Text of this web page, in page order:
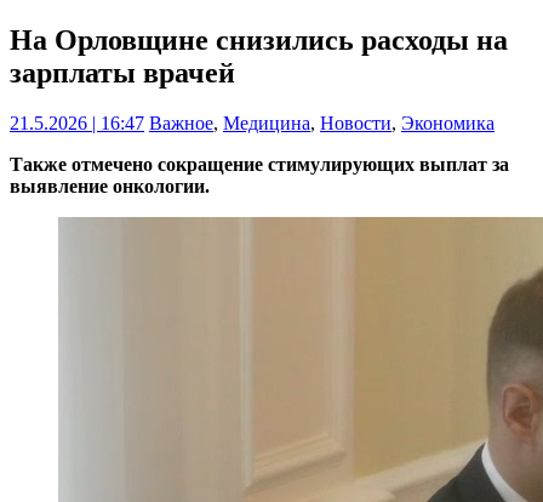
На Орловщине снизились расходы на
зарплаты врачей
21.5.2026 | 16:47 Важное, Медицина, Новости, Экономика
Также отмечено сокращение стимулирующих выплат за
выявление онкологии.